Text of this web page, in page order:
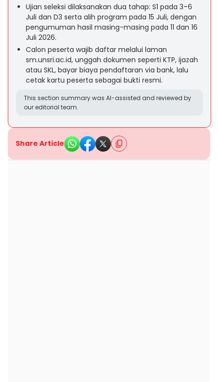
Ujian seleksi dilaksanakan dua tahap: S1 pada 3–6
Juli dan D3 serta alih program pada 15 Juli, dengan
pengumuman hasil masing-masing pada 11 dan 16
Juli 2026.
Calon peserta wajib daftar melalui laman
sm.unsri.ac.id, unggah dokumen seperti KTP, ijazah
atau SKL, bayar biaya pendaftaran via bank, lalu
cetak kartu peserta sebagai bukti resmi.
This section summary was AI-assisted and reviewed by
our editorial team.
Share Article